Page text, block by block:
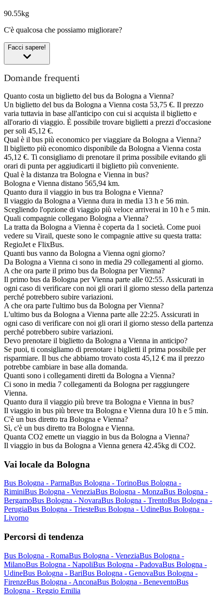
90.55kg
C'è qualcosa che possiamo migliorare?
Facci sapere!
Domande frequenti
Quanto costa un biglietto del bus da Bologna a Vienna?
Un biglietto del bus da Bologna a Vienna costa 53,75 €. Il prezzo
varia tuttavia in base all'anticipo con cui si acquista il biglietto e
all'orario di viaggio. È possibile trovare biglietti a prezzi d'occasione
per soli 45,12 €.
Qual è il bus più economico per viaggiare da Bologna a Vienna?
Il biglietto più economico disponibile da Bologna a Vienna costa
45,12 €. Ti consigliamo di prenotare il prima possibile evitando gli
orari di punta per aggiudicarti il biglietto più conveniente.
Qual è la distanza tra Bologna e Vienna in bus?
Bologna e Vienna distano 565,94 km.
Quanto dura il viaggio in bus tra Bologna e Vienna?
Il viaggio da Bologna a Vienna dura in media 13 h e 56 min.
Scegliendo l'opzione di viaggio più veloce arriverai in 10 h e 5 min.
Quali compagnie collegano Bologna a Vienna?
La tratta da Bologna a Vienna è coperta da 1 società. Come puoi
vedere su Virail, queste sono le compagnie attive su questa tratta:
RegioJet e FlixBus.
Quanti bus vanno da Bologna a Vienna ogni giorno?
Da Bologna a Vienna ci sono in media 29 collegamenti al giorno.
A che ora parte il primo bus da Bologna per Vienna?
Il primo bus da Bologna per Vienna parte alle 02:55. Assicurati in
ogni caso di verificare con noi gli orari il giorno stesso della partenza
perché potrebbero subire variazioni.
A che ora parte l'ultimo bus da Bologna per Vienna?
L'ultimo bus da Bologna a Vienna parte alle 22:25. Assicurati in
ogni caso di verificare con noi gli orari il giorno stesso della partenza
perché potrebbero subire variazioni.
Devo prenotare il biglietto da Bologna a Vienna in anticipo?
Se puoi, ti consigliamo di prenotare i biglietti il prima possibile per
risparmiare. Il bus che abbiamo trovato costa 45,12 € ma il prezzo
potrebbe cambiare in base alla domanda.
Quanti sono i collegamenti diretti da Bologna a Vienna?
Ci sono in media 7 collegamenti da Bologna per raggiungere
Vienna.
Quanto dura il viaggio più breve tra Bologna e Vienna in bus?
Il viaggio in bus più breve tra Bologna e Vienna dura 10 h e 5 min.
C'è un bus diretto tra Bologna e Vienna?
Sì, c'è un bus diretto tra Bologna e Vienna.
Quanta CO2 emette un viaggio in bus da Bologna a Vienna?
Il viaggio in bus da Bologna a Vienna genera 42.45kg di CO2.
Vai locale da Bologna
Bus Bologna - ParmaBus Bologna - TorinoBus Bologna -
RiminiBus Bologna - VeneziaBus Bologna - MonzaBus Bologna -
BergamoBus Bologna - NovaraBus Bologna - TrentoBus Bologna -
PerugiaBus Bologna - TriesteBus Bologna - UdineBus Bologna -
Livorno
Percorsi di tendenza
Bus Bologna - RomaBus Bologna - VeneziaBus Bologna -
MilanoBus Bologna - NapoliBus Bologna - PadovaBus Bologna -
UdineBus Bologna - BariBus Bologna - GenovaBus Bologna -
FirenzeBus Bologna - AnconaBus Bologna - BeneventoBus
Bologna - Reggio Emilia